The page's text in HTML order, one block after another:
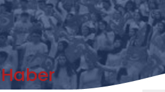
Haber